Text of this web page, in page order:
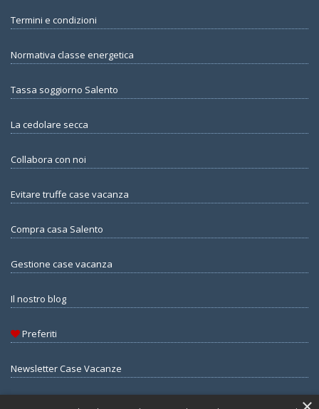
Termini e condizioni
Normativa classe energetica
Tassa soggiorno Salento
La cedolare secca
Collabora con noi
Evitare truffe case vacanza
Compra casa Salento
Gestione case vacanza
Il nostro blog
Preferiti
Newsletter Case Vacanze